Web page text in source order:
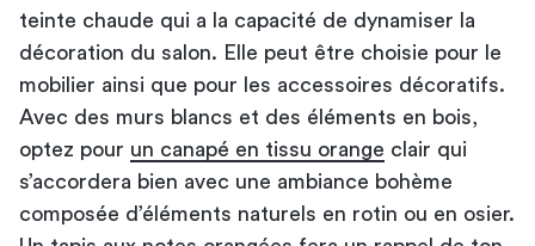
teinte chaude qui a la capacité de dynamiser la
décoration du salon. Elle peut être choisie pour le
mobilier ainsi que pour les accessoires décoratifs.
Avec des murs blancs et des éléments en bois,
optez pour un canapé en tissu orange clair qui
s’accordera bien avec une ambiance bohème
composée d’éléments naturels en rotin ou en osier.